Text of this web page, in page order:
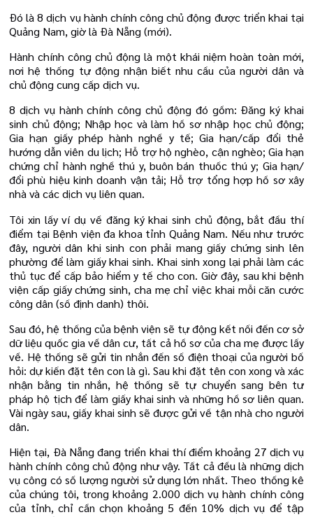
Đó là 8 dịch vụ hành chính công chủ động được triển khai tại
Quảng Nam, giờ là Đà Nẵng (mới).
Hành chính công chủ động là một khái niệm hoàn toàn mới,
nơi hệ thống tự động nhận biết nhu cầu của người dân và
chủ động cung cấp dịch vụ.
8 dịch vụ hành chính công chủ động đó gồm: Đăng ký khai
sinh chủ động; Nhập học và làm hồ sơ nhập học chủ động;
Gia hạn giấy phép hành nghề y tế; Gia hạn/cấp đổi thẻ
hướng dẫn viên du lịch; Hỗ trợ hộ nghèo, cận nghèo; Gia hạn
chứng chỉ hành nghề thú y, buôn bán thuốc thú y; Gia hạn/
đổi phù hiệu kinh doanh vận tải; Hỗ trợ tổng hợp hồ sơ xây
nhà và các dịch vụ liên quan.
Tôi xin lấy ví dụ về đăng ký khai sinh chủ động, bắt đầu thí
điểm tại Bệnh viện đa khoa tỉnh Quảng Nam. Nếu như trước
đây, người dân khi sinh con phải mang giấy chứng sinh lên
phường để làm giấy khai sinh. Khai sinh xong lại phải làm các
thủ tục để cấp bảo hiểm y tế cho con. Giờ đây, sau khi bệnh
viện cấp giấy chứng sinh, cha mẹ chỉ việc khai mỗi căn cước
công dân (số định danh) thôi.
Sau đó, hệ thống của bệnh viện sẽ tự động kết nối đến cơ sở
dữ liệu quốc gia về dân cư, tất cả hồ sơ của cha mẹ được lấy
về. Hệ thống sẽ gửi tin nhắn đến số điện thoại của người bố
hỏi: dự kiến đặt tên con là gì. Sau khi đặt tên con xong và xác
nhận bằng tin nhắn, hệ thống sẽ tự chuyển sang bên tư
pháp hộ tịch để làm giấy khai sinh và những hồ sơ liên quan.
Vài ngày sau, giấy khai sinh sẽ được gửi về tận nhà cho người
dân.
Hiện tại, Đà Nẵng đang triển khai thí điểm khoảng 27 dịch vụ
hành chính công chủ động như vậy. Tất cả đều là những dịch
vụ công có số lượng người sử dụng lớn nhất. Theo thống kê
của chúng tôi, trong khoảng 2.000 dịch vụ hành chính công
của tỉnh, chỉ cần chọn khoảng 5 đến 10% dịch vụ để tập